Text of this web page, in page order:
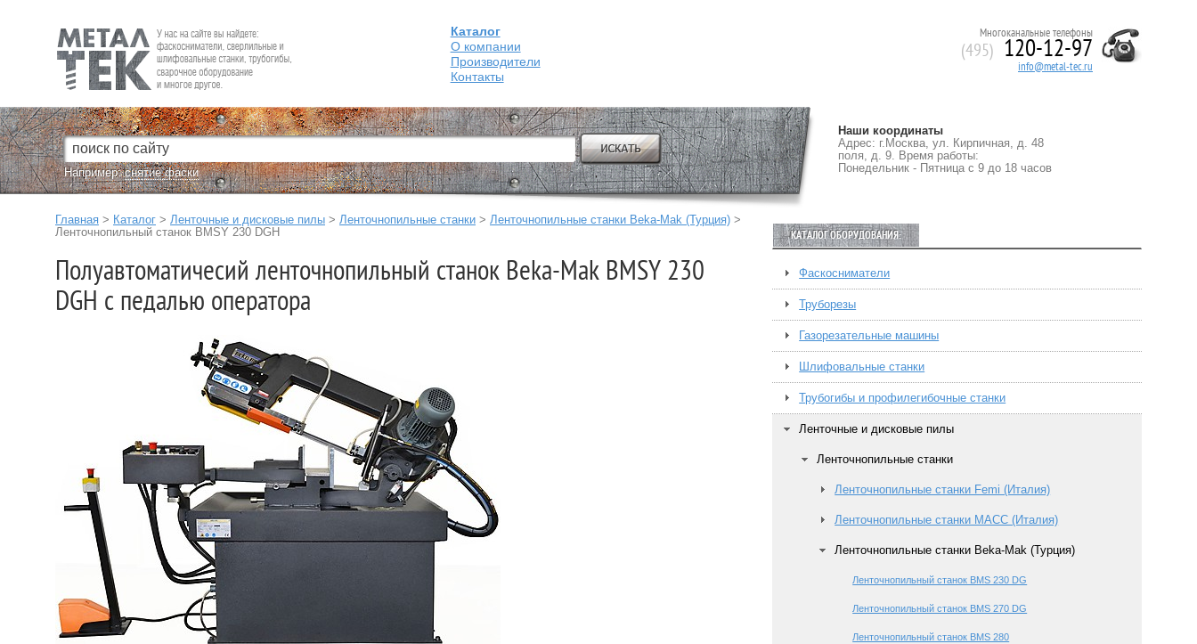
Fein — Профессиональный электроинструмент для обработки
металла.
Каталог
О компании
Производители
Контакты
Многоканальные телефоны
(495) 120-12-97
info@metal-tec.ru
Например:снятие фаски
Наши координаты
Адрес: г.Москва, ул. Кирпичная, д. 48
поля, д. 9. Время работы:
Понедельник - Пятница с 9 до 18 часов
Главная > Каталог > Ленточные и дисковые пилы > Ленточнопильные станки > Ленточнопильные станки Beka-Mak (Турция) >
Ленточнопильный станок BMSY 230 DGH
Полуавтоматичесий ленточнопильный станок Beka-Mak BMSY 230
DGH с педалью оператора
КАТАЛОГ ОБОРУДОВАНИЯ:
Фаскосниматели
Труборезы
Газорезательные машины
Шлифовальные станки
Трубогибы и профилегибочные станки
Ленточные и дисковые пилы
Ленточнопильные станки
Ленточнопильные станки Femi (Италия)
Ленточнопильные станки MACC (Италия)
Ленточнопильные станки Beka-Mak (Турция)
Ленточнопильный станок BMS 230 DG
Ленточнопильный станок BMS 270 DG
Ленточнопильный станок BMS 280